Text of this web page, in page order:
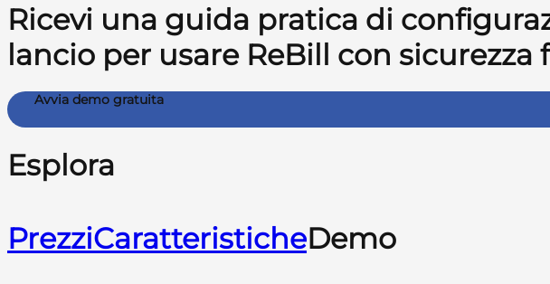
Ricevi una guida pratica di
lancio per usare ReBill con
Avvia demo gratuita
Esplora
PrezziCaratteristicheDemo